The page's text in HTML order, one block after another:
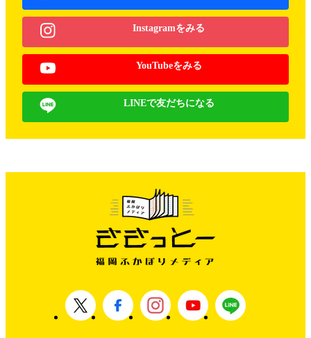
Instagramをみる
YouTubeをみる
LINEで友だちになる